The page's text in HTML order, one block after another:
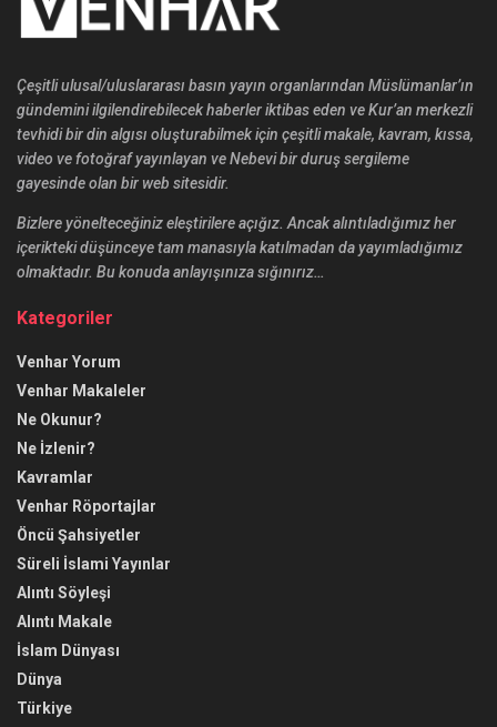
Çeşitli ulusal/uluslararası basın yayın organlarından Müslümanlar’ın
gündemini ilgilendirebilecek haberler iktibas eden ve Kur’an merkezli
tevhidi bir din algısı oluşturabilmek için çeşitli makale, kavram, kıssa,
video ve fotoğraf yayınlayan ve Nebevi bir duruş sergileme
gayesinde olan bir web sitesidir.
Bizlere yönelteceğiniz eleştirilere açığız. Ancak alıntıladığımız her
içerikteki düşünceye tam manasıyla katılmadan da yayımladığımız
olmaktadır. Bu konuda anlayışınıza sığınırız…
Kategoriler
Venhar Yorum
Venhar Makaleler
Ne Okunur?
Ne İzlenir?
Kavramlar
Venhar Röportajlar
Öncü Şahsiyetler
Süreli İslami Yayınlar
Alıntı Söyleşi
Alıntı Makale
İslam Dünyası
Dünya
Türkiye